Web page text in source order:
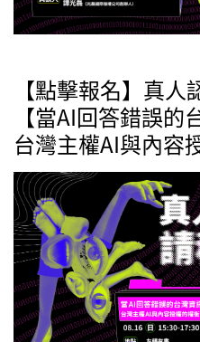
【點擊報名】真人
【當AI回答錯誤的
台灣主權AI與內容